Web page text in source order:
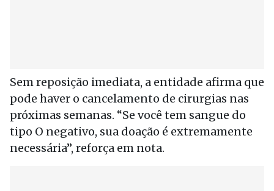
Sem reposição imediata, a entidade afirma que
pode haver o cancelamento de cirurgias nas
próximas semanas. “Se você tem sangue do
tipo O negativo, sua doação é extremamente
necessária”, reforça em nota.